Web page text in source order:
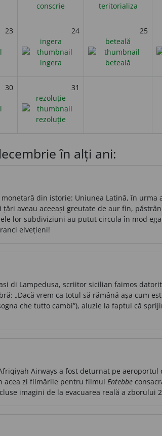
23
24
ingera
25
beteală
30
31
rezoluție
în alți ani:
din istorie: Uniunea Latină, în urma
aveau aceeași greutate de aur fin,
lor subdiviziuni au putut circula în mod
elvețieni!
di Lampedusa, scriitor sicilian faimos
„Dacă vrem ca totul să rămână așa cum
che tutto cambi”), aluzie la faptul că
Airways a fost deturnat pe
acea zi filmările pentru filmul Entebbe
imagini de la evacuarea reală a zborului